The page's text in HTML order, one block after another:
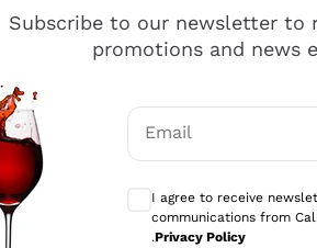
diversi e con un ampio
Subscribe to our newsletter to
promotions and news
Email
I agree to receive
communications from
.Privacy Policy